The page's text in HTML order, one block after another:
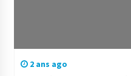
2 ans ago